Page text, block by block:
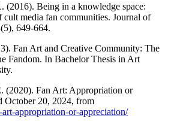
(2016). Being in a knowledge space:
media fan communities. Journal of
649-664.
Fan Art and Creative Community: The
Fandom. In Bachelor Thesis in Art
(2020). Fan Art: Appropriation or
October 20, 2024, from
appropriation-or-appreciation/